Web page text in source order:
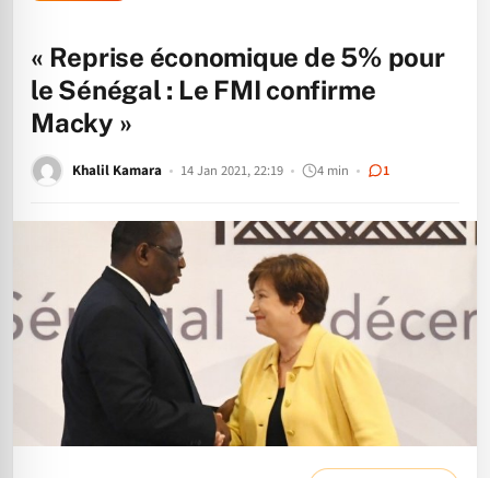
« Reprise économique de 5% pour
le Sénégal : Le FMI confirme
Macky »
Khalil Kamara 14 Jan 2021, 22:19 4 min 1